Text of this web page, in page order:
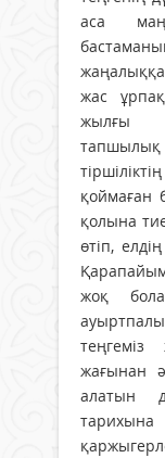
аса
жас
жылғы
қоймаған
қолына
өтіп,
жоқ
жағынан
алатын